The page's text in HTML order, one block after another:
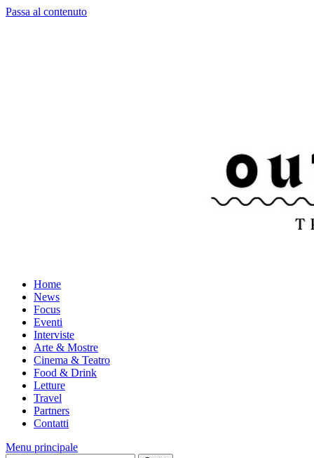
Passa al contenuto
Home
News
Focus
Eventi
Interviste
Arte & Mostre
Cinema & Teatro
Food & Drink
Letture
Travel
Partners
Contatti
Menu principale